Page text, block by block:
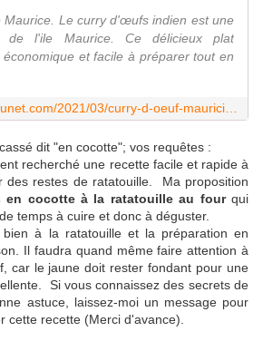
Le curry d'œufs indien est une
de l'ile Maurice. Ce délicieux plat
et facile à préparer tout en
dit "en cocotte"; vos requêtes :
recherché une recette facile et rapide à
des restes de ratatouille. Ma proposition
cocotte à la ratatouille au fourqui
temps à cuire et donc à déguster.
bien à la ratatouille et la préparation en
Il faudra quand même faire attention à
car le jaune doit rester fondant pour une
Si vous connaissez des secrets de
astuce, laissez-moi un message pour
cette recette (Merci d'avance).